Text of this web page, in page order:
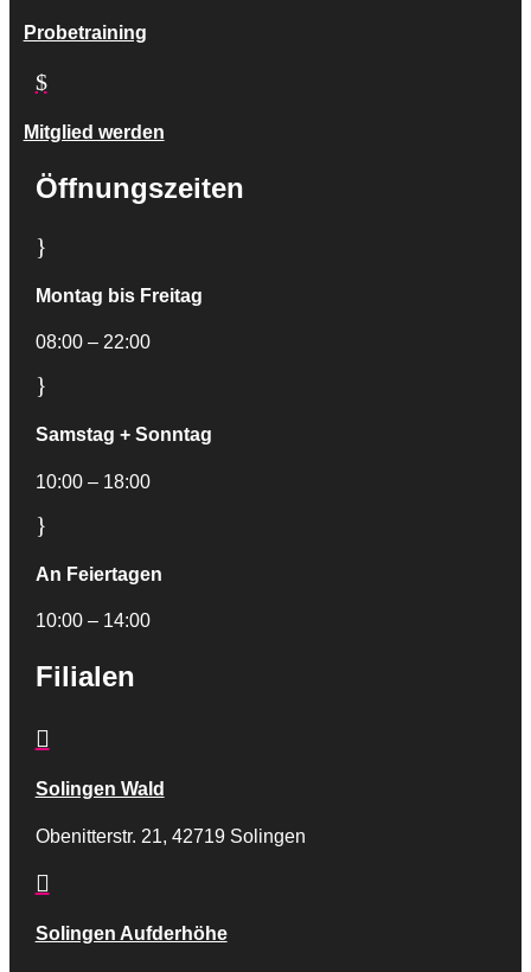
Probetraining
$
Mitglied werden
Öffnungszeiten
}
Montag bis Freitag
08:00 – 22:00
}
Samstag + Sonntag
10:00 – 18:00
}
An Feiertagen
10:00 – 14:00
Filialen

Solingen Wald
Obenitterstr. 21, 42719 Solingen

Solingen Aufderhöhe